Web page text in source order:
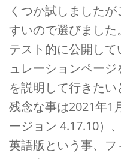
くつか試しました
すいので選びました。
テスト的に公開して
ュレーションペー
を説明して行きたい
残念な事は2021年1
ージョン 4.17.10）
英語版という事、